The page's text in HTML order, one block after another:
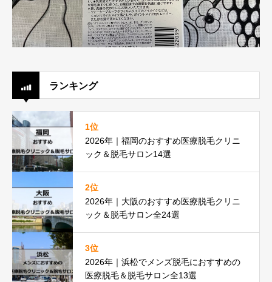
ランキング
1位
2026年｜福岡のおすすめ医療脱毛クリニ
ック＆脱毛サロン14選
2位
2026年｜大阪のおすすめ医療脱毛クリニ
ック＆脱毛サロン全24選
3位
2026年｜浜松でメンズ脱毛におすすめの
医療脱毛＆脱毛サロン全13選